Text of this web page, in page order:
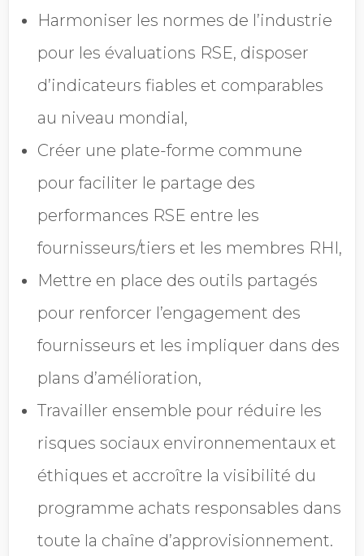
Harmoniser les normes de l’industrie
pour les évaluations RSE, disposer
d’indicateurs fiables et comparables
au niveau mondial,
Créer une plate-forme commune
pour faciliter le partage des
performances RSE entre les
fournisseurs/tiers et les membres RHI,
Mettre en place des outils partagés
pour renforcer l’engagement des
fournisseurs et les impliquer dans des
plans d’amélioration,
Travailler ensemble pour réduire les
risques sociaux environnementaux et
éthiques et accroître la visibilité du
programme achats responsables dans
toute la chaîne d’approvisionnement.